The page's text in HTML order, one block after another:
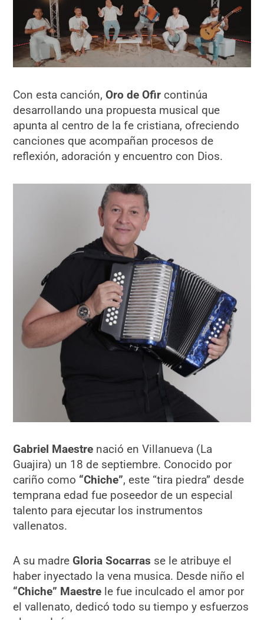
Con esta canción,Oro de Ofir continúa
desarrollando una propuesta musical que
apunta al centro de la fe cristiana, ofreciendo
canciones que acompañan procesos de
reflexión, adoración y encuentro con Dios.
Gabriel Maestre nació en Villanueva (La
Guajira) un 18 de septiembre. Conocido por
cariño como “Chiche”, este “tira piedra” desde
temprana edad fue poseedor de un especial
talento para ejecutar los instrumentos
vallenatos.
A su madre Gloria Socarras se le atribuye el
haber inyectado la vena musica. Desde niño el
“Chiche” Maestre le fue inculcado el amor por
el vallenato, dedicó todo su tiempo y esfuerzos